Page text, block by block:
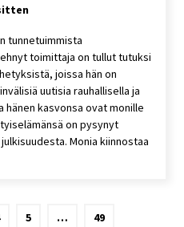
tunnetuimmista
toimittaja on tullut tutuksi
joissa hän on
uutisia rauhallisella ja
hänen kasvonsa ovat monille
on pysynyt
Monia kiinnostaa
5 …
49